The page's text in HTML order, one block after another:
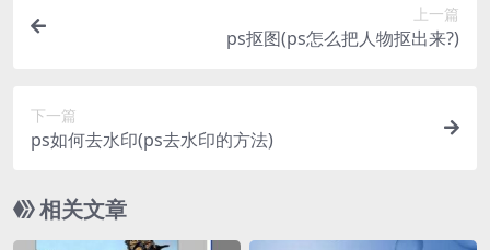
上一篇
ps抠图(ps怎么把人物抠出来?)
下一篇
ps如何去水印(ps去水印的方法)
相关文章